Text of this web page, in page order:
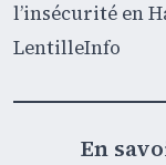
l’insécurité en
LentilleInfo
En